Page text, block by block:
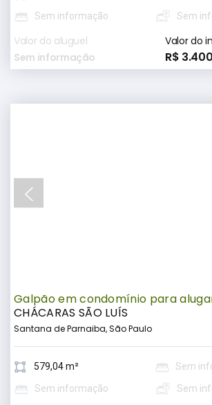
Sem informação
Sem
Valor do aluguel
Sem informação
Valor do
R$
Galpão em condomínio para
CHÁCARAS SÃO LUÍS
Santana de Parnaiba, São Paulo
579,04 m²
Sem
Sem informação
Sem